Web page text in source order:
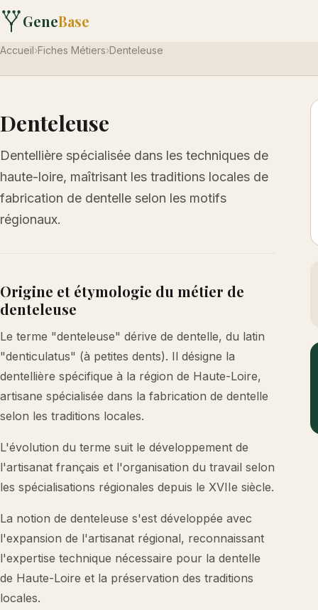
GeneBase
Accueil›Fiches Métiers›Denteleuse
Denteleuse
Dentellière spécialisée dans les techniques de
haute-loire, maîtrisant les traditions locales de
fabrication de dentelle selon les motifs
régionaux.
Origine et étymologie du métier de
denteleuse
Le terme "denteleuse" dérive de dentelle, du latin
"denticulatus" (à petites dents). Il désigne la
dentellière spécifique à la région de Haute-Loire,
artisane spécialisée dans la fabrication de dentelle
selon les traditions locales.
L'évolution du terme suit le développement de
l'artisanat français et l'organisation du travail selon
les spécialisations régionales depuis le XVIIe siècle.
La notion de denteleuse s'est développée avec
l'expansion de l'artisanat régional, reconnaissant
l'expertise technique nécessaire pour la dentelle
de Haute-Loire et la préservation des traditions
locales.